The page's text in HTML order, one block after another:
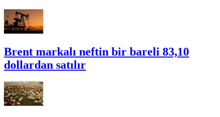
Brent markalı neftin bir bareli 83,10
dollardan satılır